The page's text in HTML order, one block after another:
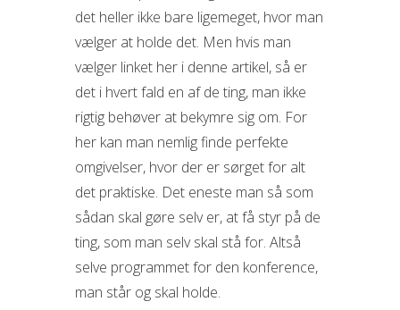
det heller ikke bare ligemeget, hvor man
vælger at holde det. Men hvis man
vælger linket her i denne artikel, så er
det i hvert fald en af de ting, man ikke
rigtig behøver at bekymre sig om. For
her kan man nemlig finde perfekte
omgivelser, hvor der er sørget for alt
det praktiske. Det eneste man så som
sådan skal gøre selv er, at få styr på de
ting, som man selv skal stå for. Altså
selve programmet for den konference,
man står og skal holde.